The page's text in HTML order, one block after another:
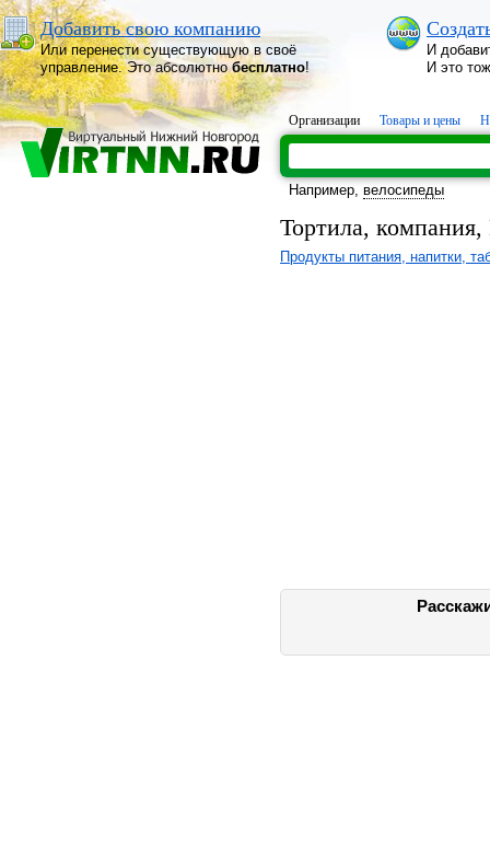
Добавить свою компанию
Или перенести существующую в своё
управление. Это абсолютнобесплатно!
И
И это
Организации Товары и цены
Например, велосипеды
Тортила,
Продукты питания, напитки,